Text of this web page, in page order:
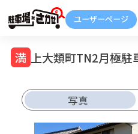
上大類町TN2月極駐
写真